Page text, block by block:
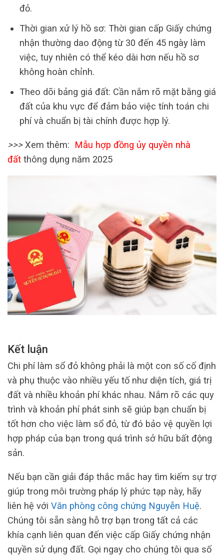
đỏ.
Thời gian xử lý hồ sơ: Thời gian cấp Giấy chứng
nhận thường dao động từ 30 đến 45 ngày làm
việc, tuy nhiên có thể kéo dài hơn nếu hồ sơ
không hoàn chỉnh.
Theo dõi bảng giá đất: Cần nắm rõ mặt bằng giá
đất của khu vực để đảm bảo việc tính toán chi
phí và chuẩn bị tài chính được hợp lý.
>>> Xem thêm: Mẫu hợp đồng ủy quyền nhà
đất thông dụng năm 2025
Kết luận
Chi phí làm sổ đỏ không phải là một con số cố định
và phụ thuộc vào nhiều yếu tố như diện tích, giá trị
đất và nhiều khoản phí khác nhau. Nắm rõ các quy
trình và khoản phí phát sinh sẽ giúp bạn chuẩn bị
tốt hơn cho việc làm sổ đỏ, từ đó bảo vệ quyền lợi
hợp pháp của bạn trong quá trình sở hữu bất động
sản.
Nếu bạn cần giải đáp thắc mắc hay tìm kiếm sự trợ
giúp trong môi trường pháp lý phức tạp này, hãy
liên hệ với Văn phòng công chứng Nguyễn Huệ.
Chúng tôi sẵn sàng hỗ trợ bạn trong tất cả các
khía cạnh liên quan đến việc cấp Giấy chứng nhận
quyền sử dụng đất. Gọi ngay cho chúng tôi qua số